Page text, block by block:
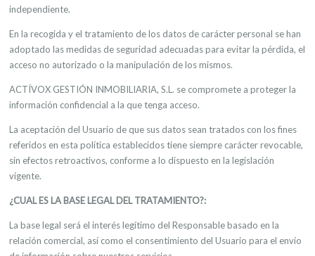
independiente.
En la recogida y el tratamiento de los datos de carácter personal se han
adoptado las medidas de seguridad adecuadas para evitar la pérdida, el
acceso no autorizado o la manipulación de los mismos.
ACTÍVOX GESTIÓN INMOBILIARIA, S.L. se compromete a proteger la
información confidencial a la que tenga acceso.
La aceptación del Usuario de que sus datos sean tratados con los fines
referidos en esta política establecidos tiene siempre carácter revocable,
sin efectos retroactivos, conforme a lo dispuesto en la legislación
vigente.
¿CUAL ES LA BASE LEGAL DEL TRATAMIENTO?:
La base legal será el interés legítimo del Responsable basado en la
relación comercial, así como el consentimiento del Usuario para el envío